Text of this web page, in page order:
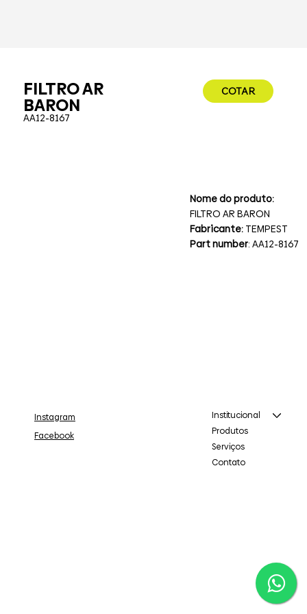
FILTRO AR
BARON
AA12-8167
COTAR
Nome do produto:
FILTRO AR BARON
Fabricante: TEMPEST
Part number: AA12-8167
Institucional
Produtos
Serviços
Contato
Instagram
Facebook